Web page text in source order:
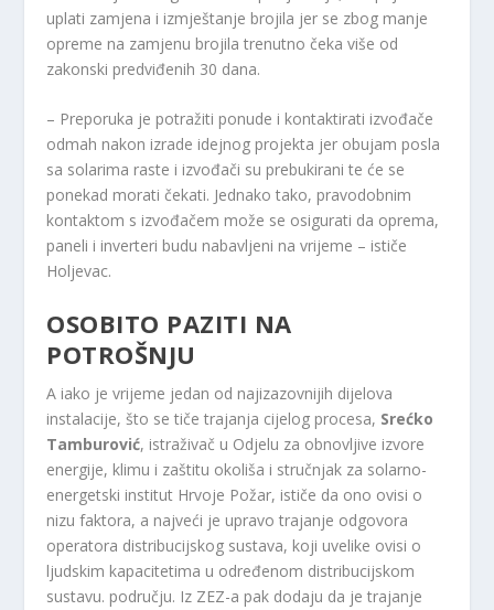
uplati zamjena i izmještanje brojila jer se zbog manje
opreme na zamjenu brojila trenutno čeka više od
zakonski predviđenih 30 dana.
– Preporuka je potražiti ponude i kontaktirati izvođače
odmah nakon izrade idejnog projekta jer obujam posla
sa solarima raste i izvođači su prebukirani te će se
ponekad morati čekati. Jednako tako, pravodobnim
kontaktom s izvođačem može se osigurati da oprema,
paneli i inverteri budu nabavljeni na vrijeme – ističe
Holjevac.
OSOBITO PAZITI NA
POTROŠNJU
A iako je vrijeme jedan od najizazovnijih dijelova
instalacije, što se tiče trajanja cijelog procesa, Srećko
Tamburović, istraživač u Odjelu za obnovljive izvore
energije, klimu i zaštitu okoliša​ i stručnjak za solarno-
energetski institut Hrvoje Požar, ističe da ono ovisi o
nizu faktora, a najveći je upravo trajanje odgovora
operatora distribucijskog sustava, koji uvelike ovisi o
ljudskim kapacitetima u određenom distribucijskom
sustavu. području. Iz ZEZ-a pak dodaju da je trajanje